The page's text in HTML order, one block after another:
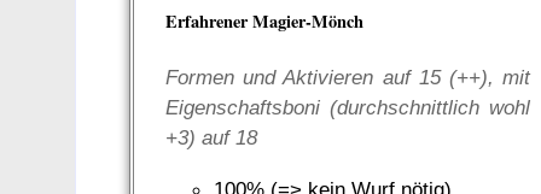
Erfahrener Magier-Mönch
Formen und Aktivieren auf 15 (++), mit
Eigenschaftsboni (durchschnittlich wohl
+3) auf 18
100% (=> kein Wurf nötig)